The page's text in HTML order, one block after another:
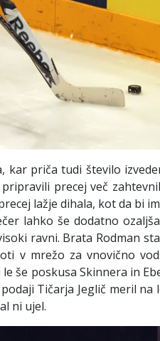
priča tudi število
precej več
lažje dihala, kot da bi
lahko še dodatno
ravni. Brata Rodman
v mrežo za vnovično
še poskusa Skinnera in
Tičarja Jeglič meril na
ni ujel.